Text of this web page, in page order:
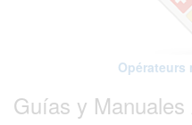
Opérateurs
Guías y Manuales